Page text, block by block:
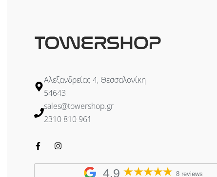
Αλεξανδρείας 4, Θεσσαλονίκη
54643
sales@towershop.gr
2310 810 961
4,9 8 reviews